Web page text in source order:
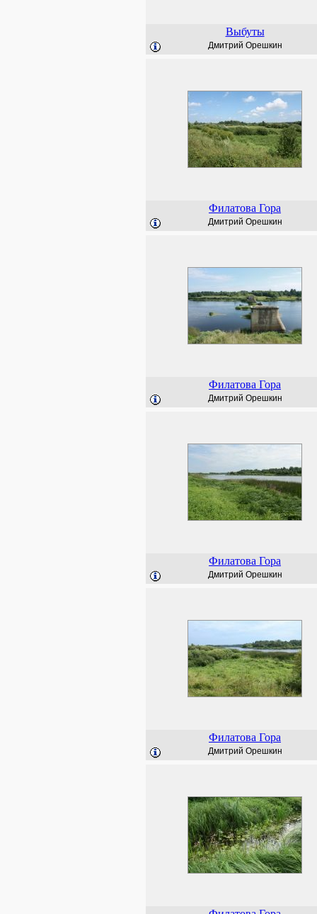
Выбуты
Дмитрий Орешкин
Филатова Гора
Дмитрий Орешкин
Филатова Гора
Дмитрий Орешкин
Филатова Гора
Дмитрий Орешкин
Филатова Гора
Дмитрий Орешкин